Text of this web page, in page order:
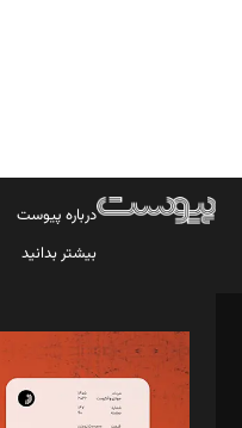
درباره پیوست
بیشتر بدانید
مدیر مسئول: محمدباقر اثنی‌عشری
سردبیر: مهرک محمودی
دبیر تحریریه: میثم قاسمی